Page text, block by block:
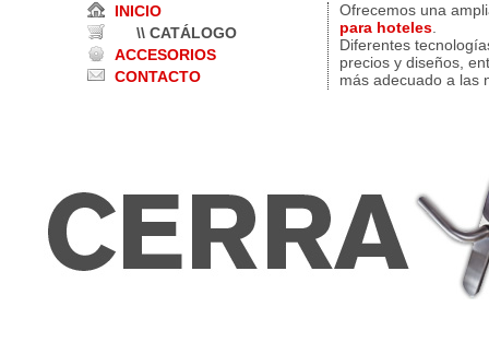
INICIO
\\ CATÁLOGO
ACCESORIOS
CONTACTO
Ofrecemos una
para hoteles
Diferentes
precios y diseños,
más adecuado a las